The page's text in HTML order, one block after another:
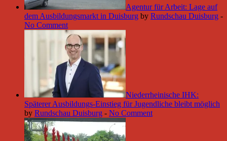
Agentur für Arbeit: Lage auf
dem Ausbildungsmarkt in Duisburg by Rundschau Duisburg -
No Comment
Niederrheinische IHK:
Späterer Ausbildungs-Einstieg für Jugendliche bleibt möglich
by Rundschau Duisburg - No Comment